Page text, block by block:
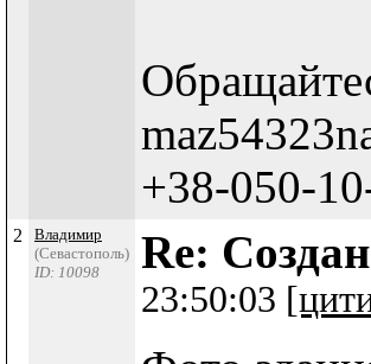
+38-050-
2
Владимир
(Севастополь)
ID: 10098
Re:
23:50:03